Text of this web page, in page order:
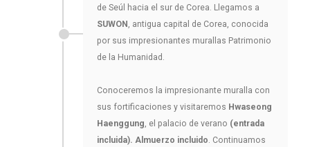
de Seúl hacia el sur de Corea. Llegamos a
SUWON , antigua capital de Corea, conocida
por sus impresionantes murallas Patrimonio
de la Humanidad.
Conoceremos la impresionante muralla con
sus fortificaciones y visitaremos Hwaseong
Haenggung, el palacio de verano (entrada
incluida). Almuerzo incluido. Continuamos